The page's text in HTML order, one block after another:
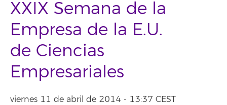
XXIX Semana de la
Empresa de la E.U.
de Ciencias
Empresariales
viernes 11 de abril de 2014 - 13:37 CEST